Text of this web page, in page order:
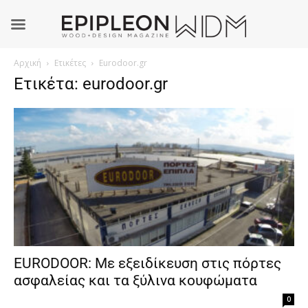
Αρχική Ετικέτες Eurodoor.gr
Ετικέτα: eurodoor.gr
EURODOOR: Με εξειδίκευση στις πόρτες
ασφαλείας και τα ξύλινα κουφώματα
0